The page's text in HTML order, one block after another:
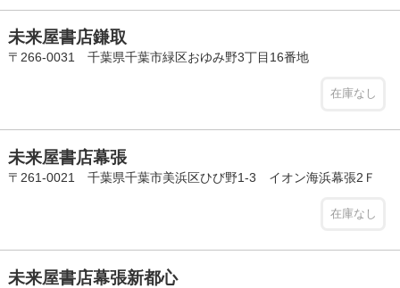
未来屋書店鎌取
〒266-0031 千葉県千葉市緑区おゆみ野3丁目16番地
在庫なし
未来屋書店幕張
〒261-0021 千葉県千葉市美浜区ひび野1-3 イオン海浜幕張2Ｆ
在庫なし
未来屋書店幕張新都心